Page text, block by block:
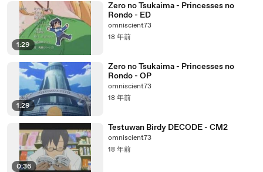
1:29
Zero no Tsukaima - Princesses no
Rondo - ED
omniscient73
18 年前
1:29
Zero no Tsukaima - Princesses no
Rondo - OP
omniscient73
18 年前
0:36
Testuwan Birdy DECODE - CM2
omniscient73
18 年前